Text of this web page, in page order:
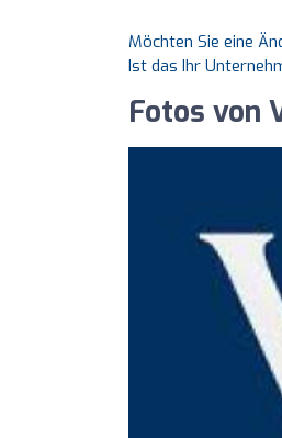
Möchten Sie eine
Ist das Ihr
Fotos von